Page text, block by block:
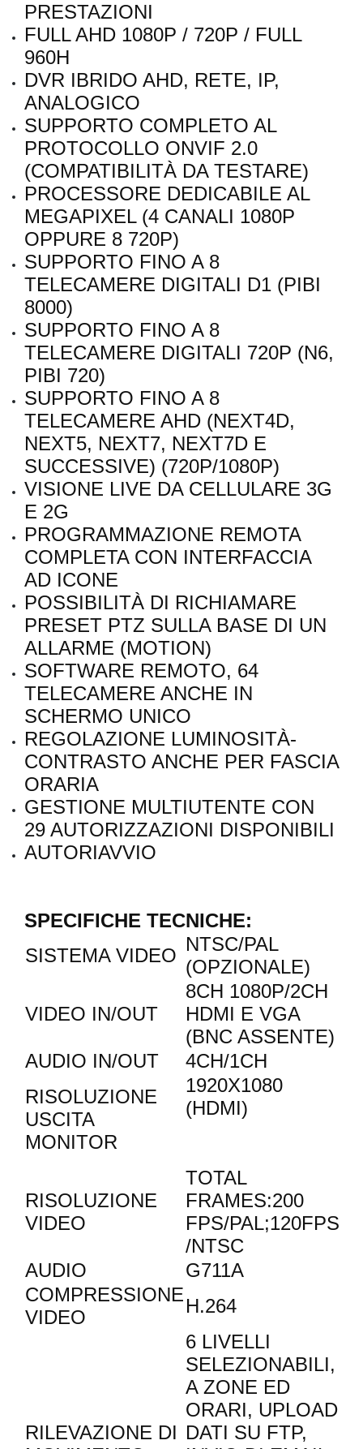
PRESTAZIONI
FULL AHD 1080P / 720P / FULL
960H
DVR IBRIDO AHD, RETE, IP,
ANALOGICO
SUPPORTO COMPLETO AL
PROTOCOLLO ONVIF 2.0
(COMPATIBILITÀ DA TESTARE)
PROCESSORE DEDICABILE AL
MEGAPIXEL (4 CANALI 1080P
OPPURE 8 720P)
SUPPORTO FINO A 8
TELECAMERE DIGITALI D1 (PIBI
8000)
SUPPORTO FINO A 8
TELECAMERE DIGITALI 720P (N6,
PIBI 720)
SUPPORTO FINO A 8
TELECAMERE AHD (NEXT4D,
NEXT5, NEXT7, NEXT7D E
SUCCESSIVE) (720P/1080P)
VISIONE LIVE DA CELLULARE 3G
E 2G
PROGRAMMAZIONE REMOTA
COMPLETA CON INTERFACCIA
AD ICONE
POSSIBILITÀ DI RICHIAMARE
PRESET PTZ SULLA BASE DI UN
ALLARME (MOTION)
SOFTWARE REMOTO, 64
TELECAMERE ANCHE IN
SCHERMO UNICO
REGOLAZIONE LUMINOSITÀ-
CONTRASTO ANCHE PER FASCIA
ORARIA
GESTIONE MULTIUTENTE CON
29 AUTORIZZAZIONI DISPONIBILI
AUTORIAVVIO
SPECIFICHE TECNICHE:
SISTEMA VIDEO
NTSC/PAL
(OPZIONALE)
VIDEO IN/OUT
8CH 1080P/2CH
HDMI E VGA
(BNC ASSENTE)
AUDIO IN/OUT
4CH/1CH
RISOLUZIONE
USCITA
MONITOR
1920X1080
(HDMI)
RISOLUZIONE
VIDEO
TOTAL
FRAMES:200
FPS/PAL;120FPS
/NTSC
AUDIO
G711A
COMPRESSIONE
VIDEO
H.264
RILEVAZIONE DI
6 LIVELLI
SELEZIONABILI,
A ZONE ED
ORARI, UPLOAD
DATI SU FTP,